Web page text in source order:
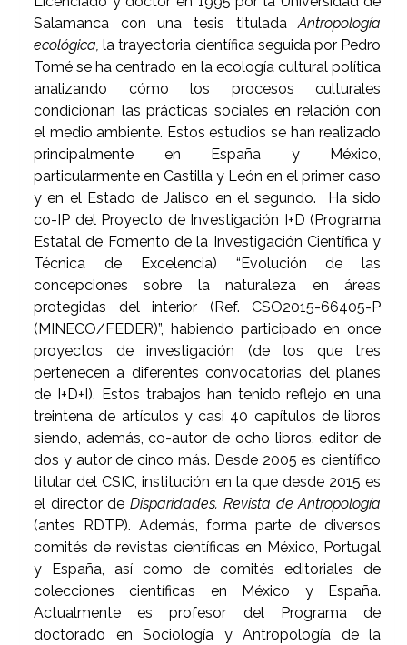
Salamanca con una tesis tituladaAntropología
ecológica, la trayectoria científica seguida por Pedro
Tomé se ha centrado en la ecología cultural política
analizando cómo los procesos culturales
condicionan las prácticas sociales en relación con
el medio ambiente. Estos estudios se han realizado
principalmente en España y México,
particularmente en Castilla y León en el primer caso
y en el Estado de Jalisco en el segundo. Ha sido
co-IP del Proyecto de Investigación I+D (Programa
Estatal de Fomento de la Investigación Científica y
Técnica de Excelencia) “Evolución de las
concepciones sobre la naturaleza en áreas
protegidas del interior (Ref. CSO2015-66405-P
(MINECO/FEDER)”, habiendo participado en once
proyectos de investigación (de los que tres
pertenecen a diferentes convocatorias del planes
de I+D+I). Estos trabajos han tenido reflejo en una
treintena de artículos y casi 40 capítulos de libros
siendo, además, co-autor de ocho libros, editor de
dos y autor de cinco más. Desde 2005 es científico
titular del CSIC, institución en la que desde 2015 es
el director deDisparidades. Revista de Antropología
(antes RDTP). Además, forma parte de diversos
comités de revistas científicas en México, Portugal
y España, así como de comités editoriales de
colecciones científicas en México y España.
Actualmente es profesor del Programa de
doctorado en Sociología y Antropología de la